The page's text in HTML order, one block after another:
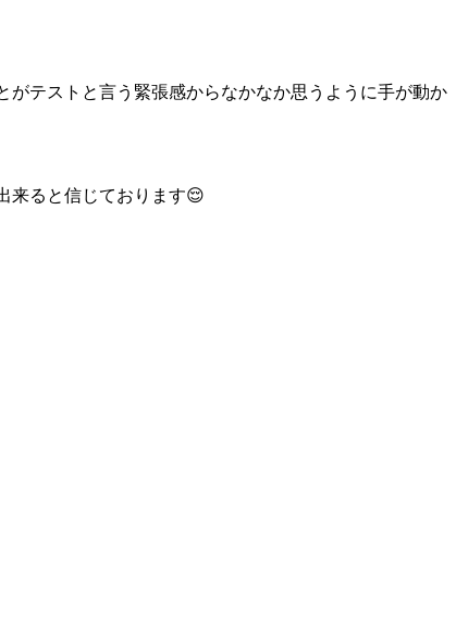
テストと言う緊張感からなかなか思うように手が動か
来ると信じております😌